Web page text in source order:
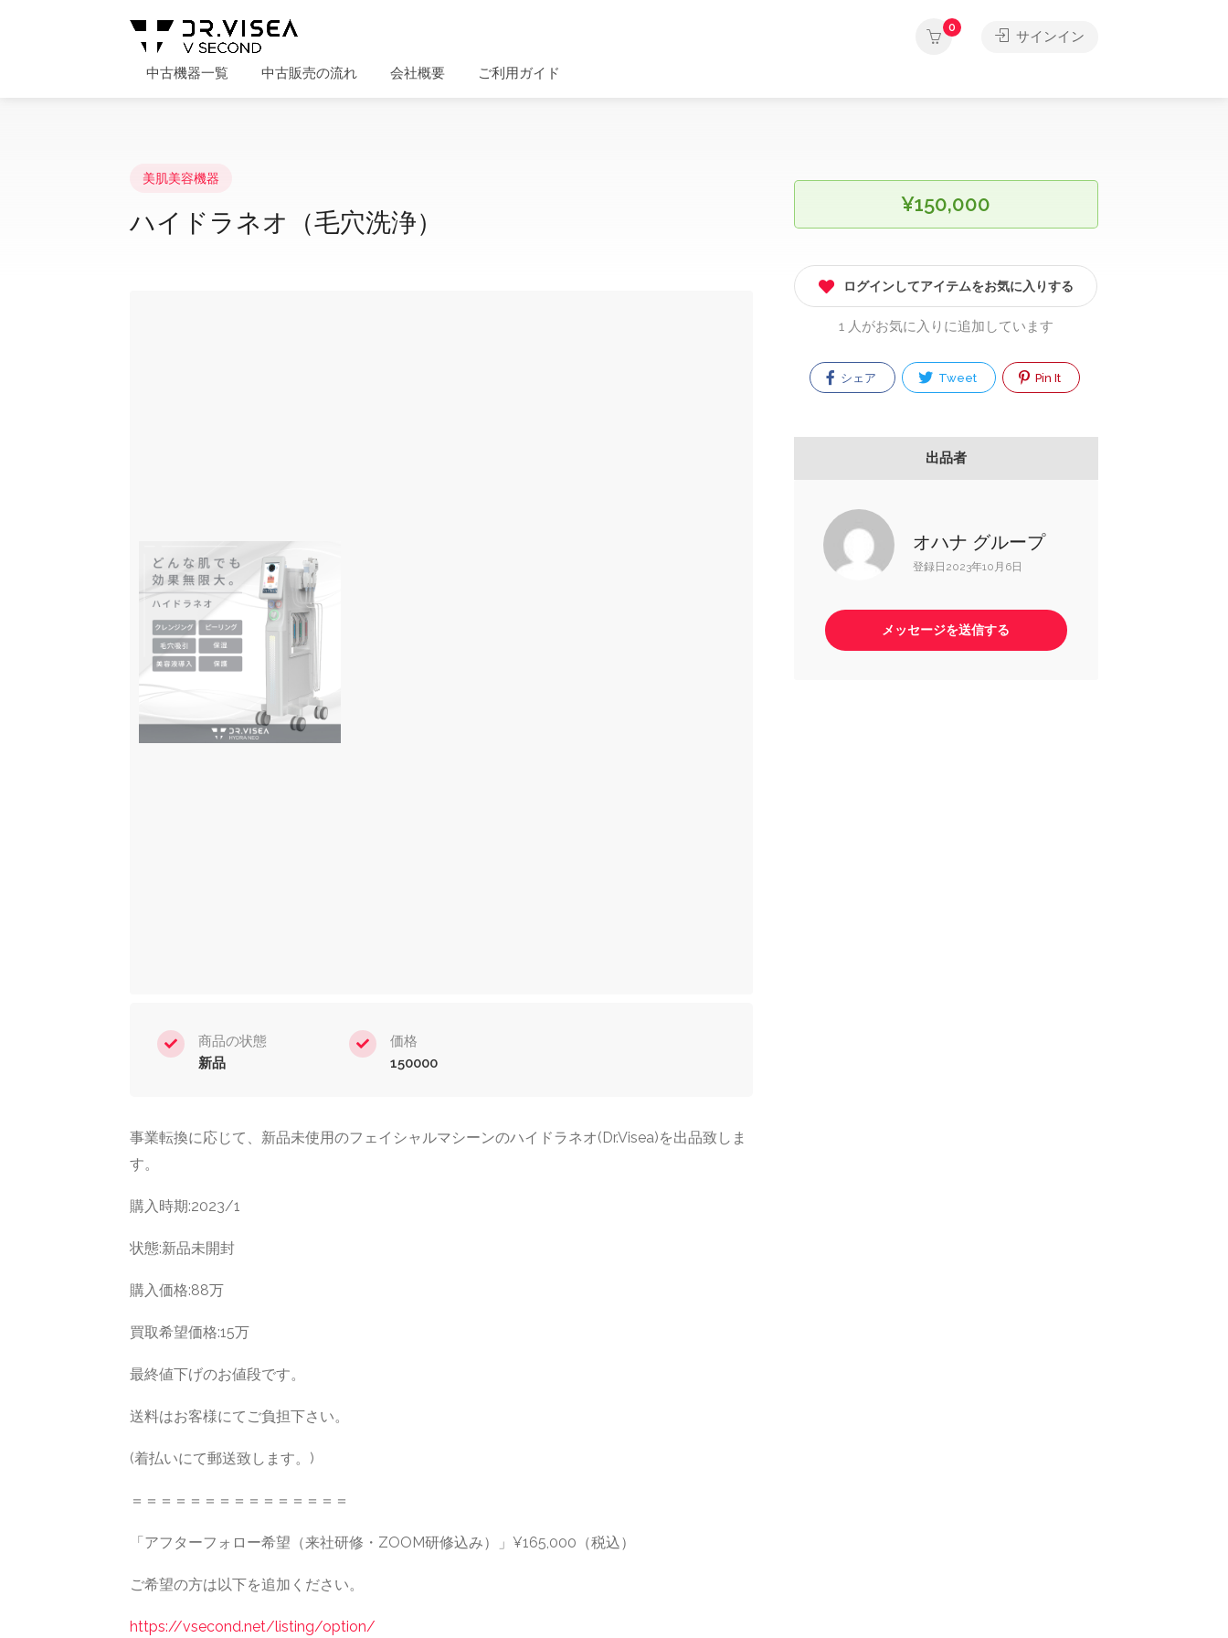
中古機器一覧 中古販売の流れ 会社概要 ご利用ガイド
0
サインイン
美肌美容機器
ハイドラネオ（毛穴洗浄）
商品の状態
新品
価格
150000
事業転換に応じて、新品未使用のフェイシャルマシーンのハイドラネオ(Dr.Visea)を出品致しま
す。
購入時期:2023/1
状態:新品未開封
購入価格:88万
買取希望価格:15万
最終値下げのお値段です。
送料はお客様にてご負担下さい。
(着払いにて郵送致します。)
＝＝＝＝＝＝＝＝＝＝＝＝＝＝＝
「アフターフォロー希望（来社研修・ZOOM研修込み）」¥165,000（税込）
ご希望の方は以下を追加ください。
https://vsecond.net/listing/option/
¥150,000
ログインしてアイテムをお気に入りする
1 人がお気に入りに追加しています
シェア Tweet Pin It
出品者
オハナ グループ
登録日2023年10月6日
メッセージを送信する